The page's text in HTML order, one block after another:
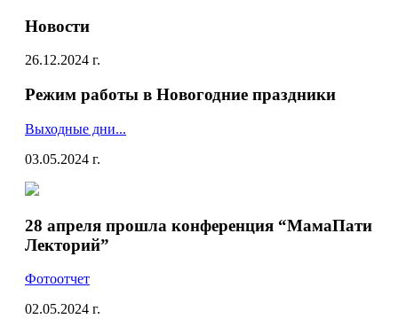
Новости
26.12.2024 г.
Режим работы в Новогодние праздники
Выходные дни...
03.05.2024 г.
28 апреля прошла конференция “МамаПати
Лекторий”
Фотоотчет
02.05.2024 г.